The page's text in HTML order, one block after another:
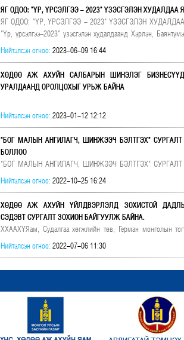
ЯГ ОДОО: "ҮР, ҮРСЭЛГЭЭ - 2023" ҮЗЭСГЭЛЭН ХУДАЛДАА
ЯГ ОДОО: "ҮР, ҮРСЭЛГЭЭ - 2023" ҮЗЭСГЭЛЭН
"Үр, үрсэлгээ-2023" үзэсгэлэн худалдаанд Хэрлэн,
нэр төрлийн үр, үрслэг, тарьц суулгац, мандлын цэцгийн
Нийтэлсэн огноо: 2023-06-09 16:44
ХӨДӨӨ АЖ АХУЙН САЛБАРЫН ШИНЭЛЭГ
УРАЛДААНД ОРОЛЦОХЫГ УРЬЖ БАЙНА
Нийтэлсэн огноо: 2023-01-12 12:12
"БОГ МАЛЫН АНГИЛАГЧ, ШИНЖЭЭЧ БЭЛТГЭХ" СУРГАЛТ
БОЛЛОО
"БОГ МАЛЫН АНГИЛАГЧ, ШИНЖЭЭЧ БЭЛТГЭХ"
БОЛЛОО
Нийтэлсэн огноо: 2022-10-25 16:24
ХӨДӨӨ АЖ АХУЙН ҮЙЛДВЭРЛЭЛД ЗОХИСТОЙ
СЭДЭВТ СУРГАЛТ ЗОХИОН БАЙГУУЛЖ БАЙНА.
ХХААХҮЯам, Судалгаа хөгжлийн төв, Герман монголын
хамтран "Хөдөө аж ахуйн үйлдвэрлэлд зохистой дадлыг
Нийтэлсэн огноо: 2022-07-06 11:30